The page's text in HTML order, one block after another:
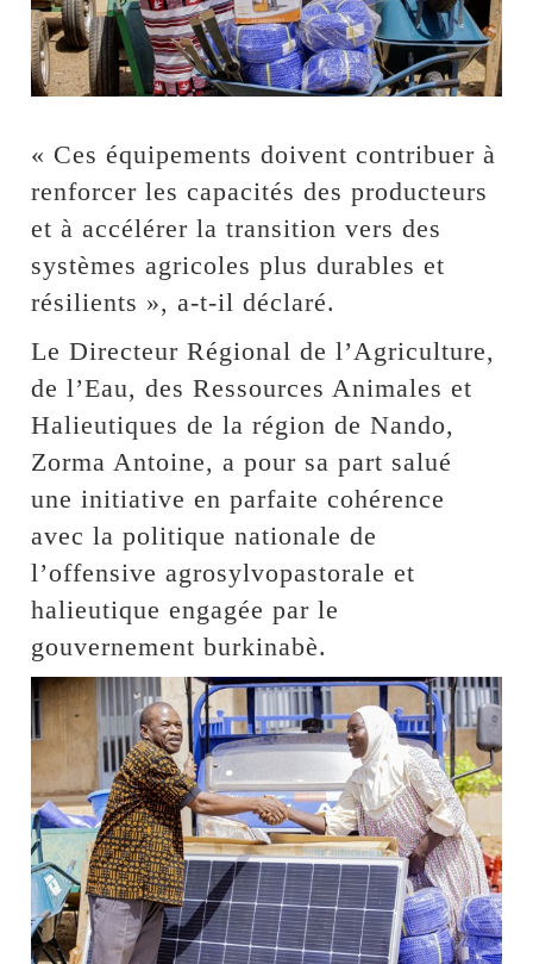
« Ces équipements doivent contribuer à
renforcer les capacités des producteurs
et à accélérer la transition vers des
systèmes agricoles plus durables et
résilients », a-t-il déclaré.
Le Directeur Régional de l’Agriculture,
de l’Eau, des Ressources Animales et
Halieutiques de la région de Nando,
Zorma Antoine, a pour sa part salué
une initiative en parfaite cohérence
avec la politique nationale de
l’offensive agrosylvopastorale et
halieutique engagée par le
gouvernement burkinabè.